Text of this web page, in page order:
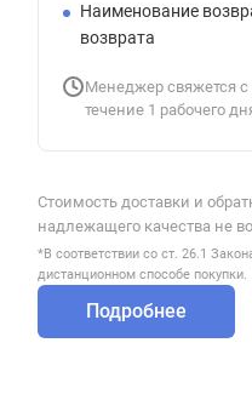
Наименование
возврата
Менеджер свяжется
течение 1 рабочего
Стоимость доставки и
надлежащего качества не
*В соответствии со ст. 26.1
дистанционном способе покупки.
Подробнее